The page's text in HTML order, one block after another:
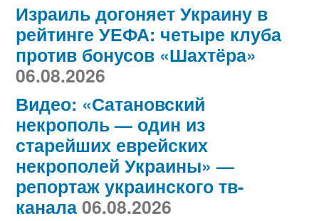
Израиль догоняет Украину в
рейтинге УЕФА: четыре клуба
против бонусов «Шахтёра»
06.08.2026
Видео: «Сатановский
некрополь — один из
старейших еврейских
некрополей Украины» —
репортаж украинского тв-
канала06.08.2026